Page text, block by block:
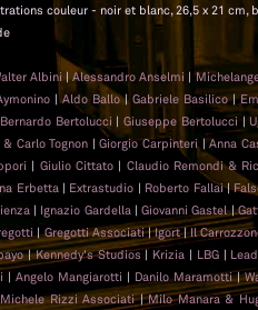
couleur - noir et blanc, 26,5 x 21 cm,
Albini |Alessandro Anselmi |
|Aldo Ballo|Gabriele Basilico|
Bernardo Bertolucci |Giuseppe Bertolucci |
Carlo Tognon |Giorgio Carpinteri |Anna
| Giulio Cittato| Claudio Remondi &
Erbetta | Extrastudio | Roberto Fallai|
| Ignazio Gardella |Giovanni Gastel|
|Gregotti Associati|Igort|Il
|Kennedy's Studios| Krizia | LBG|
| Angelo Mangiarotti | Danilo Maramotti|
Michele Rizzi Associati|Milo Manara &